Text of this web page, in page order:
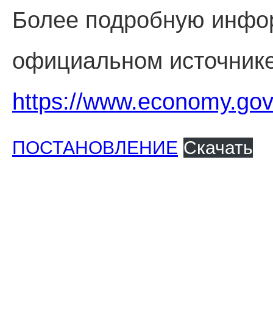
Более подробную
официальном
https://
ПОСТАНОВЛЕНИЕ Скачать